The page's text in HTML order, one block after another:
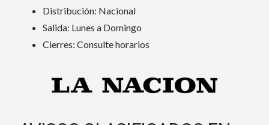
Distribución: Nacional
Salida: Lunes a Domingo
Cierres: Consulte horarios